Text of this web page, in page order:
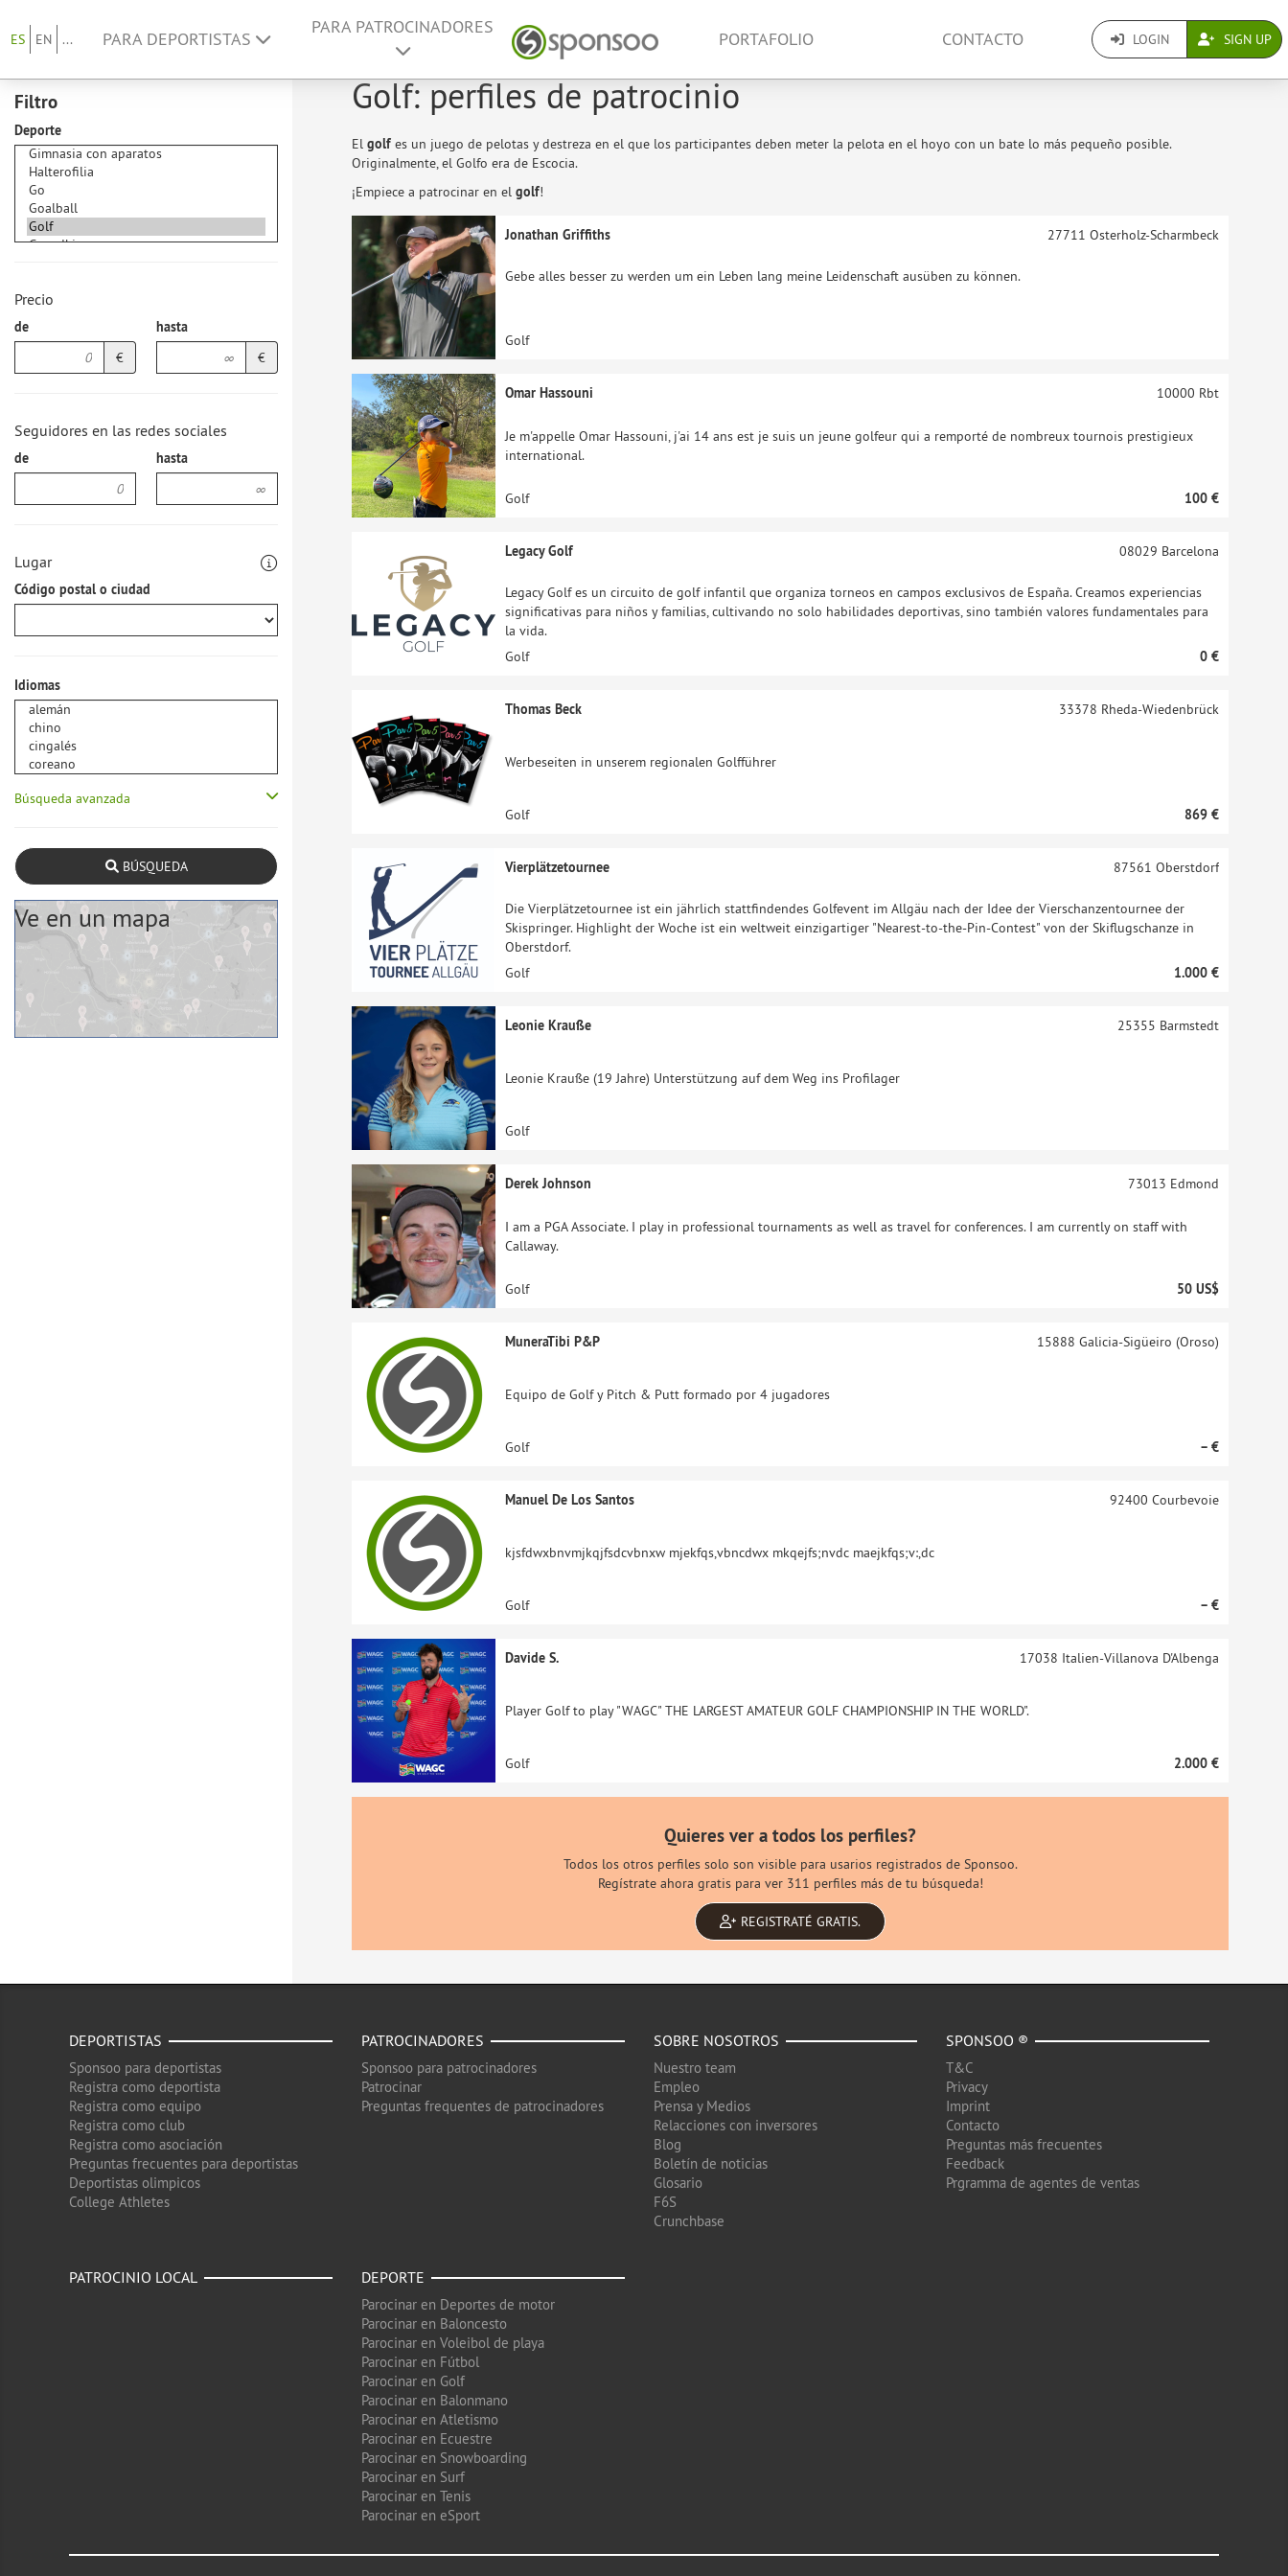
ES EN ... PARA DEPORTISTAS
PARA PATROCINADORES
PORTAFOLIO CONTACTO LOGIN SIGN UP
Filtro
Deporte
Precio
de
€
hasta
€
Seguidores en las redes sociales
de hasta
Lugar
Código postal o ciudad
Idiomas
Búsqueda avanzada
BÚSQUEDA
Ve en un mapa
Golf: perfiles de patrocinio
El golf es un juego de pelotas y destreza en el que los participantes deben meter la pelota en el hoyo con un bate lo más pequeño posible.
Originalmente, el Golfo era de Escocia.
¡Empiece a patrocinar en el golf!
Jonathan Griffiths
Gebe alles besser zu werden um ein Leben lang meine Leidenschaft ausüben zu können.
27711 Osterholz-Scharmbeck
Golf
Omar Hassouni
Je m'appelle Omar Hassouni, j'ai 14 ans est je suis un jeune golfeur qui a remporté de nombreux tournois prestigieux
international.
10000 Rbt
Golf 100 €
Legacy Golf
Legacy Golf es un circuito de golf infantil que organiza torneos en campos exclusivos de España. Creamos experiencias
significativas para niños y familias, cultivando no solo habilidades deportivas, sino también valores fundamentales para
la vida.
08029 Barcelona
Golf 0 €
Thomas Beck
Werbeseiten in unserem regionalen Golfführer
33378 Rheda-Wiedenbrück
Golf 869 €
Vierplätzetournee
Die Vierplätzetournee ist ein jährlich stattfindendes Golfevent im Allgäu nach der Idee der Vierschanzentournee der
Skispringer. Highlight der Woche ist ein weltweit einzigartiger "Nearest-to-the-Pin-Contest" von der Skiflugschanze in
Oberstdorf.
87561 Oberstdorf
Golf 1.000 €
Leonie Krauße
Leonie Krauße (19 Jahre) Unterstützung auf dem Weg ins Profilager
25355 Barmstedt
Golf
Derek Johnson
I am a PGA Associate. I play in professional tournaments as well as travel for conferences. I am currently on staff with
Callaway.
73013 Edmond
Golf 50 US$
MuneraTibi P&P
Equipo de Golf y Pitch & Putt formado por 4 jugadores
15888 Galicia-Sigüeiro (Oroso)
Golf – €
Manuel De Los Santos
kjsfdwxbnvmjkqjfsdcvbnxw mjekfqs,vbncdwx mkqejfs;nvdc maejkfqs;v:,dc
92400 Courbevoie
Golf – €
Davide S.
Player Golf to play "WAGC" THE LARGEST AMATEUR GOLF CHAMPIONSHIP IN THE WORLD".
17038 Italien-Villanova D'Albenga
Golf 2.000 €
Quieres ver a todos los perfiles?
Todos los otros perfiles solo son visible para usarios registrados de Sponsoo.
Regístrate ahora gratis para ver 311 perfiles más de tu búsqueda!
REGISTRATÉ GRATIS.
DEPORTISTAS
Sponsoo para deportistas
Registra como deportista
Registra como equipo
Registra como club
Registra como asociación
Preguntas frecuentes para deportistas
Deportistas olimpicos
College Athletes
PATROCINADORES
Sponsoo para patrocinadores
Patrocinar
Preguntas frequentes de patrocinadores
SOBRE NOSOTROS
Nuestro team
Empleo
Prensa y Medios
Relacciones con inversores
Blog
Boletín de noticias
Glosario
F6S
Crunchbase
SPONSOO ®
T&C
Privacy
Imprint
Contacto
Preguntas más frecuentes
Feedback
Prgramma de agentes de ventas
PATROCINIO LOCAL DEPORTE
Parocinar en Deportes de motor
Parocinar en Baloncesto
Parocinar en Voleibol de playa
Parocinar en Fútbol
Parocinar en Golf
Parocinar en Balonmano
Parocinar en Atletismo
Parocinar en Ecuestre
Parocinar en Snowboarding
Parocinar en Surf
Parocinar en Tenis
Parocinar en eSport